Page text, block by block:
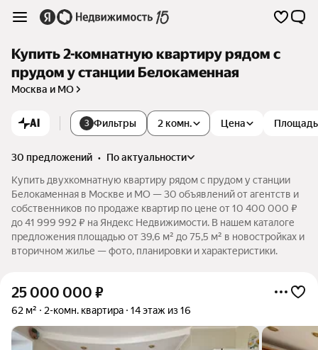
Купить 2-комнатную квартиру рядом с
прудом у станции Белокаменная
Москва и МО
AI 3 Фильтры 2 комн. Цена Площадь
30 предложений •
по актуальности
Купить двухкомнатную квартиру рядом с прудом у станции
Белокаменная в Москве и МО — 30 объявлений от агентств и
собственников по продаже квартир по цене от 10 400 000 ₽
до 41 999 992 ₽ на Яндекс Недвижимости. В нашем каталоге
предложения площадью от 39,6 м² до 75,5 м² в новостройках и
вторичном жилье — фото, планировки и характеристики.
25 000 000 ₽
62 м² 2-комн. квартира 14 этаж из 16